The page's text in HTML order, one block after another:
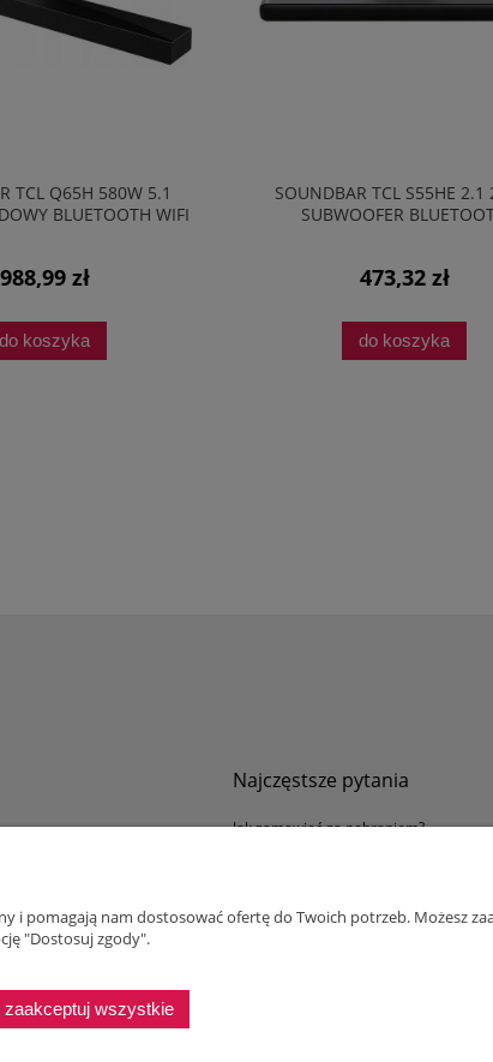
TCL Q65H 580W 5.1
BLUETOOTH WIFI
988,99 zł
do koszyka
SOUNDBAR TCL S55HE 2.1
SUBWOOFER
473,32 zł
do koszyka
dla firm
Najczęstsze pytania
Jak zamawiać za pobraniem?
i pomagają nam dostosować ofertę do Twoich potrzeb. Możesz
"Dostosuj zgody".
zaakceptuj wszystkie